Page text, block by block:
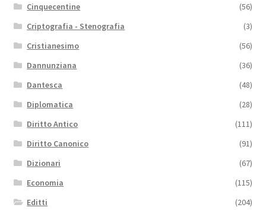
Cinquecentine
(56)
Criptografia - Stenografia
(3)
Cristianesimo
(56)
Dannunziana
(36)
Dantesca
(48)
Diplomatica
(28)
Diritto Antico
(111)
Diritto Canonico
(91)
Dizionari
(67)
Economia
(115)
Editti
(204)